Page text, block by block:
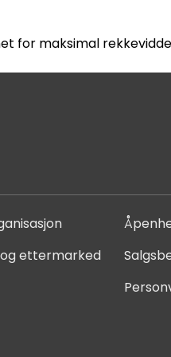
for maksimal
ettermarked